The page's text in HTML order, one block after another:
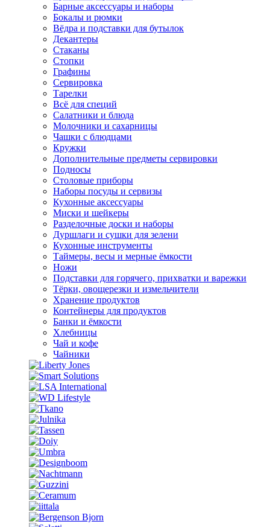
Барные аксессуары и наборы
Бокалы и рюмки
Вёдра и подставки для бутылок
Декантеры
Стаканы
Стопки
Графины
Сервировка
Тарелки
Всё для специй
Салатники и блюда
Молочники и сахарницы
Чашки с блюдцами
Кружки
Дополнительные предметы сервировки
Подносы
Столовые приборы
Наборы посуды и сервизы
Кухонные аксессуары
Миски и шейкеры
Разделочные доски и наборы
Дуршлаги и сушки для зелени
Кухонные инструменты
Таймеры, весы и мерные ёмкости
Ножи
Подставки для горячего, прихватки и варежки
Тёрки, овощерезки и измельчители
Хранение продуктов
Контейнеры для продуктов
Банки и ёмкости
Хлебницы
Чай и кофе
Чайники